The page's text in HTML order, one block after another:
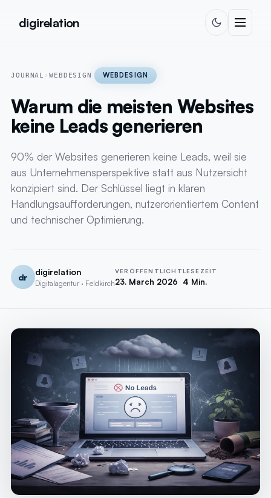
digirelation
JOURNAL ›WEBDESIGN WEBDESIGN
Warum die meisten Websites
keine Leads generieren
90% der Websites generieren keine Leads, weil sie
aus Unternehmensperspektive statt aus Nutzersicht
konzipiert sind. Der Schlüssel liegt in klaren
Handlungsaufforderungen, nutzerorientiertem Content
und technischer Optimierung.
dr
digirelation
Digitalagentur · Feldkirch
VERÖFFENTLICHT
23. March 2026
LESEZEIT
4 Min.